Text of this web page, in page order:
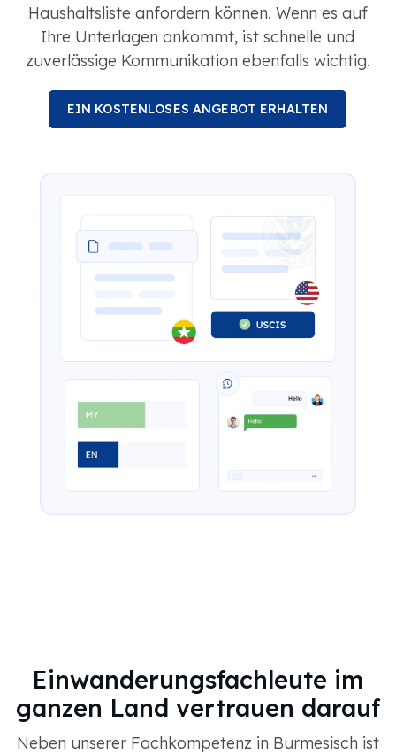
Haushaltsliste anfordern können. Wenn es auf
Ihre Unterlagen ankommt, ist schnelle und
zuverlässige Kommunikation ebenfalls wichtig.
EIN KOSTENLOSES ANGEBOT ERHALTEN
Einwanderungsfachleute im
ganzen Land vertrauen darauf
Neben unserer Fachkompetenz in Burmesisch ist